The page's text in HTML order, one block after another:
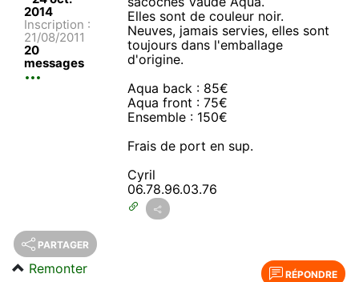
2014
Inscription :
21/08/2011
20
messages
Elles sont de couleur noir.
Neuves, jamais servies, elles sont
toujours dans l'emballage
d'origine.
Aqua back : 85€
Aqua front : 75€
Ensemble : 150€
Frais de port en sup.
Cyril
06.78.96.03.76
PARTAGER
RÉPONDRE
Remonter